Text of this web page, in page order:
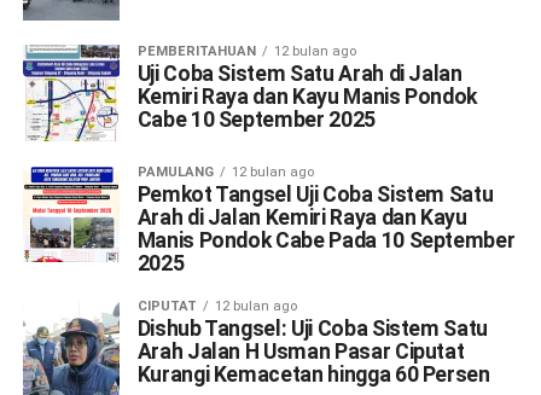
PEMBERITAHUAN 12 bulan ago
Uji Coba Sistem Satu Arah di Jalan
Kemiri Raya dan Kayu Manis Pondok
Cabe 10 September 2025
PAMULANG 12 bulan ago
Pemkot Tangsel Uji Coba Sistem Satu
Arah di Jalan Kemiri Raya dan Kayu
Manis Pondok Cabe Pada 10 September
2025
CIPUTAT 12 bulan ago
Dishub Tangsel: Uji Coba Sistem Satu
Arah Jalan H Usman Pasar Ciputat
Kurangi Kemacetan hingga 60 Persen